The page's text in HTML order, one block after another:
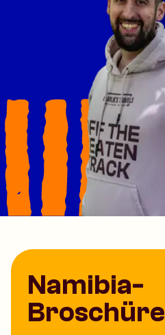
Namibia-
Broschüre